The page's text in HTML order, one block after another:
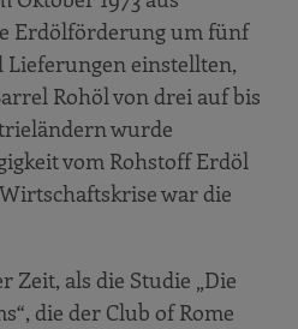
Erdölförderung um fünf
Lieferungen einstellten,
Rohöl von drei auf bis
wurde
vom Rohstoff Erdöl
war die
Zeit, als die Studie „Die
die der Club of Rome